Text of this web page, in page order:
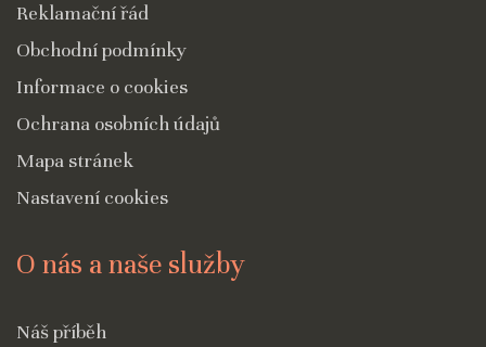
Reklamační řád
Obchodní podmínky
Informace o cookies
Ochrana osobních údajů
Mapa stránek
Nastavení cookies
O nás a naše služby
Náš příběh